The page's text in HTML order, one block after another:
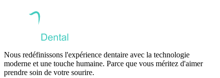
Nous redéfinissons l'expérience dentaire avec la technologie
moderne et une touche humaine. Parce que vous méritez d'aimer
prendre soin de votre sourire.